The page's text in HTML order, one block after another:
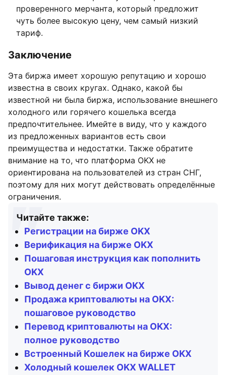
проверенного мерчанта, который предложит
чуть более высокую цену, чем самый низкий
тариф.
Заключение
Эта биржа имеет хорошую репутацию и хорошо
известна в своих кругах. Однако, какой бы
известной ни была биржа, использование внешнего
холодного или горячего кошелька всегда
предпочтительнее. Имейте в виду, что у каждого
из предложенных вариантов есть свои
преимущества и недостатки. Также обратите
внимание на то, что платформа OKX не
ориентирована на пользователей из стран СНГ,
поэтому для них могут действовать определённые
ограничения.
Читайте также:
Регистрации на бирже OKX
Верификация на бирже OKX
Пошаговая инструкция как пополнить
OKX
Вывод денег с биржи OKX
Продажа криптовалюты на OKX:
пошаговое руководство
Перевод криптовалюты на OKX:
полное руководство
Встроенный Кошелек на бирже OKX
Холодный кошелек OKX WALLET